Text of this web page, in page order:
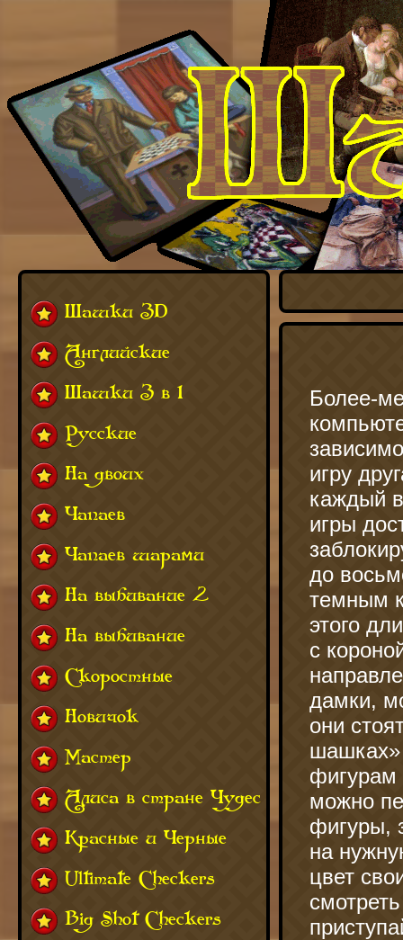
Более-
игру
каждый
игры
до
темным
этого
с
дамки,
они
шашках»
фигурам
можно
фигуры,
на
цвет
Шашки 3D
Английские
Шашки 3 в 1
Русские
На двоих
Чапаев
Чапаев шарами
На выбивание 2
На выбивание
Скоростные
Новичок
Мастер
Алиса в стране Чудес
Красные и Черные
Ultimate Checkers
Big Shot Checkers